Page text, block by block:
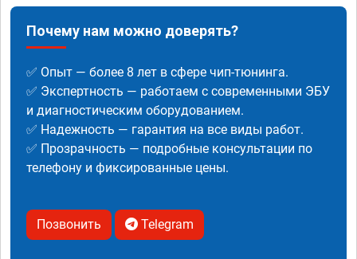
Почему нам можно доверять?
✅ Опыт — более 8 лет в сфере чип-тюнинга.
✅ Экспертность — работаем с современными ЭБУ
и диагностическим оборудованием.
✅ Надежность — гарантия на все виды работ.
✅ Прозрачность — подробные консультации по
телефону и фиксированные цены.
Позвонить Telegram